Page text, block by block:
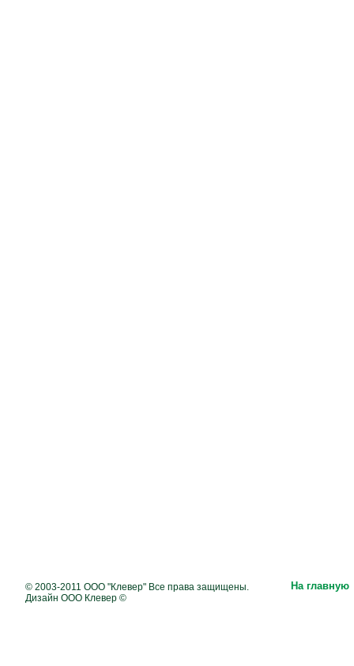
© 2003-2011 ООО "Клевер" Все права защищены.
Дизайн ООО Клевер ©
На главную